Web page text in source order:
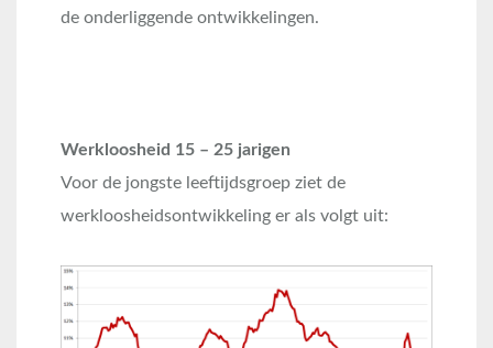
de onderliggende ontwikkelingen.
Werkloosheid 15 – 25 jarigen
Voor de jongste leeftijdsgroep ziet de
werkloosheidsontwikkeling er als volgt uit: